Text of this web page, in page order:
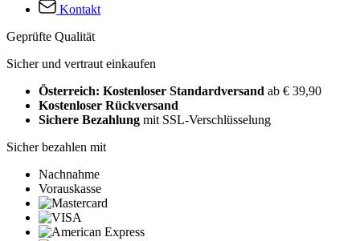
Kontakt
Geprüfte Qualität
Sicher und vertraut einkaufen
Österreich: Kostenloser Standardversand ab € 39,90
Kostenloser Rückversand
Sichere Bezahlung mit SSL-Verschlüsselung
Sicher bezahlen mit
Nachnahme
Vorauskasse